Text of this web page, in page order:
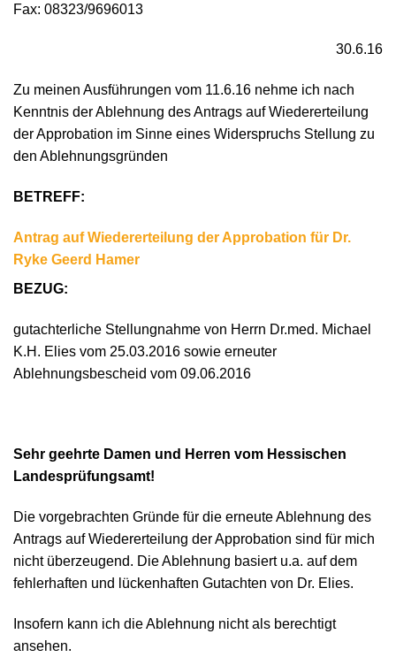
Fax: 08323/9696013
30.6.16
Zu meinen Ausführungen vom 11.6.16 nehme ich nach
Kenntnis der Ablehnung des Antrags auf Wiedererteilung
der Approbation im Sinne eines Widerspruchs Stellung zu
den Ablehnungsgründen
BETREFF:
Antrag auf Wiedererteilung der Approbation für Dr.
Ryke Geerd Hamer
BEZUG:
gutachterliche Stellungnahme von Herrn Dr.med. Michael
K.H. Elies vom 25.03.2016 sowie erneuter
Ablehnungsbescheid vom 09.06.2016
Sehr geehrte Damen und Herren vom Hessischen
Landesprüfungsamt!
Die vorgebrachten Gründe für die erneute Ablehnung des
Antrags auf Wiedererteilung der Approbation sind für mich
nicht überzeugend. Die Ablehnung basiert u.a. auf dem
fehlerhaften und lückenhaften Gutachten von Dr. Elies.
Insofern kann ich die Ablehnung nicht als berechtigt
ansehen.